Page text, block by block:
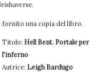
fornito una copia del libro.
Titolo: Hell Bent. Portale per
l'inferno
Autrice: Leigh Bardugo